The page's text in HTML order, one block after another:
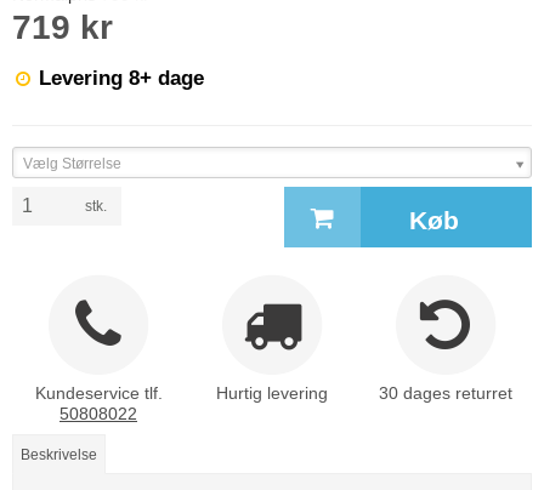
719 kr
Levering 8+ dage
Vælg Størrelse
stk. Køb
Kundeservice tlf.
50808022
Hurtig levering 30 dages returret
Beskrivelse